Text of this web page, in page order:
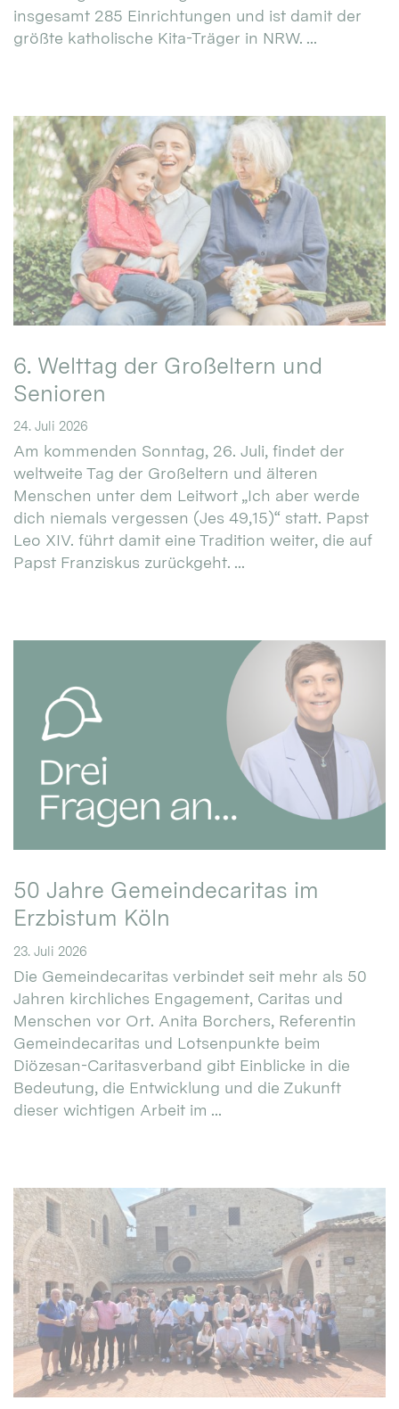
insgesamt 285 Einrichtungen und ist damit der
größte katholische Kita-Träger in NRW. ...
6. Welttag der Großeltern und
Senioren
24. Juli 2026
Am kommenden Sonntag, 26. Juli, findet der
weltweite Tag der Großeltern und älteren
Menschen unter dem Leitwort „Ich aber werde
dich niemals vergessen (Jes 49,15)“ statt. Papst
Leo XIV. führt damit eine Tradition weiter, die auf
Papst Franziskus zurückgeht. ...
50 Jahre Gemeindecaritas im
Erzbistum Köln
23. Juli 2026
Die Gemeindecaritas verbindet seit mehr als 50
Jahren kirchliches Engagement, Caritas und
Menschen vor Ort. Anita Borchers, Referentin
Gemeindecaritas und Lotsenpunkte beim
Diözesan-Caritasverband gibt Einblicke in die
Bedeutung, die Entwicklung und die Zukunft
dieser wichtigen Arbeit im ...